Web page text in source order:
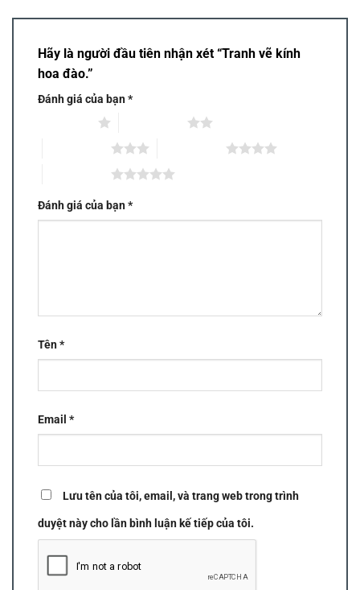
Hãy là người đầu tiên nhận xét “Tranh vẽ kính
hoa đào.”
Đánh giá của bạn*
Đánh giá của bạn*
Tên*
Email *
Lưu tên của tôi, email, và trang web trong trình
duyệt này cho lần bình luận kế tiếp của tôi.